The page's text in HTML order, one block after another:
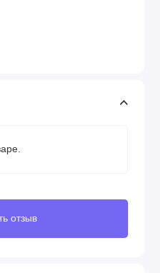
ручка для переноски
окно с москитной
отзыв